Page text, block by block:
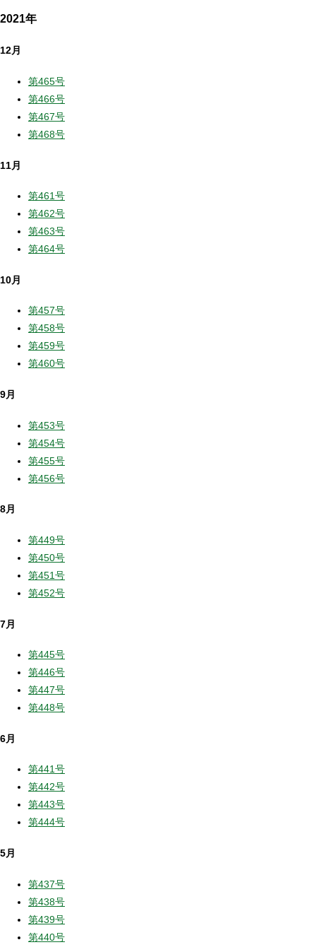
2021年
12月
第465号
第466号
第467号
第468号
11月
第461号
第462号
第463号
第464号
10月
第457号
第458号
第459号
第460号
9月
第453号
第454号
第455号
第456号
8月
第449号
第450号
第451号
第452号
7月
第445号
第446号
第447号
第448号
6月
第441号
第442号
第443号
第444号
5月
第437号
第438号
第439号
第440号